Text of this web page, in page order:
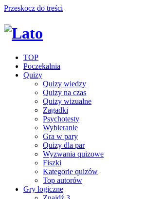
Przeskocz do treści
TOP
Poczekalnia
Quizy
Quizy wiedzy
Quizy na czas
Quizy wizualne
Zagadki
Psychotesty
Wybieranie
Gra w pary
Quizy dla par
Wyzwania quizowe
Fiszki
Kategorie quizów
Top autorów
Gry logiczne